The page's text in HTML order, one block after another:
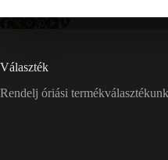
Választék
Rendelj óriási